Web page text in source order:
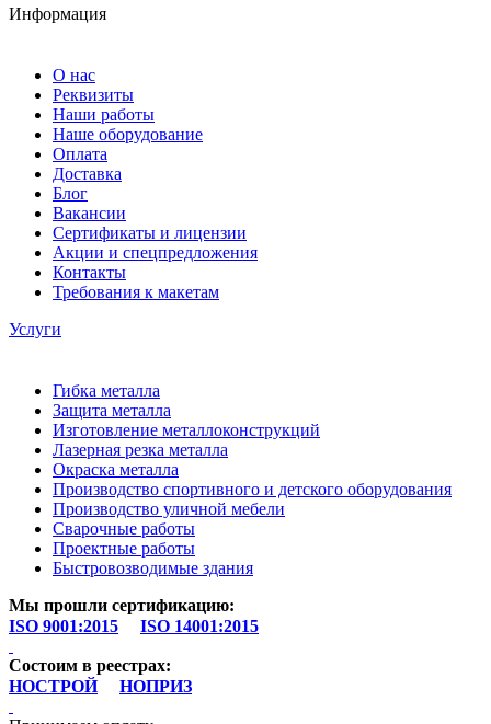
Информация
О нас
Реквизиты
Наши работы
Наше оборудование
Оплата
Доставка
Блог
Вакансии
Сертификаты и лицензии
Акции и спецпредложения
Контакты
Требования к макетам
Услуги
Гибка металла
Защита металла
Изготовление металлоконструкций
Лазерная резка металла
Окраска металла
Производство спортивного и детского оборудования
Производство уличной мебели
Сварочные работы
Проектные работы
Быстровозводимые здания
Мы прошли сертификацию:
ISO 9001:2015
ISO 14001:2015
Состоим в реестрах:
НОСТРОЙ⠀ НОПРИЗ